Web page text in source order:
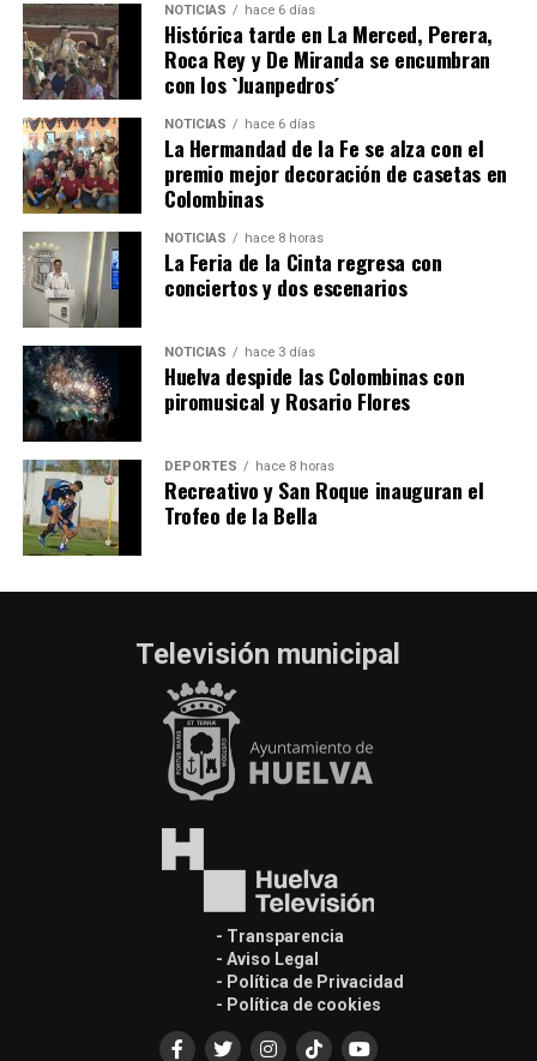
QUINTA CORRIDA DE LAS FIESTAS COLOMBINAS
2026
hace 4 días· Huelvatv
NOTICIAS hace 6 días
Histórica tarde en La Merced, Perera,
Roca Rey y De Miranda se encumbran
con los `Juanpedros´
NOTICIAS hace 6 días
La Hermandad de la Fe se alza con el
premio mejor decoración de casetas en
Colombinas
NOTICIAS hace 8 horas
La Feria de la Cinta regresa con
conciertos y dos escenarios
NOTICIAS hace 3 días
Huelva despide las Colombinas con
piromusical y Rosario Flores
DEPORTES hace 8 horas
Recreativo y San Roque inauguran el
Trofeo de la Bella
Televisión municipal
- Transparencia
- Aviso Legal
- Política de Privacidad
- Política de cookies